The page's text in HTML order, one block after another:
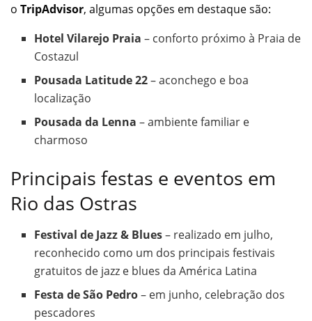
o TripAdvisor, algumas opções em destaque são:
Hotel Vilarejo Praia – conforto próximo à Praia de
Costazul
Pousada Latitude 22– aconchego e boa
localização
Pousada da Lenna – ambiente familiar e
charmoso
Principais festas e eventos em
Rio das Ostras
Festival de Jazz & Blues– realizado em julho,
reconhecido como um dos principais festivais
gratuitos de jazz e blues da América Latina
Festa de São Pedro– em junho, celebração dos
pescadores